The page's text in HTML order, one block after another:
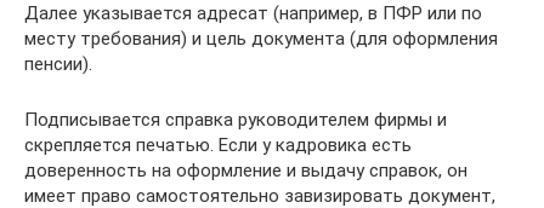
Далее указывается адресат (например, в ПФР или по
месту требования) и цель документа (для оформления
пенсии).
Подписывается справка руководителем фирмы и
скрепляется печатью. Если у кадровика есть
доверенность на оформление и выдачу справок, он
имеет право самостоятельно завизировать документ,